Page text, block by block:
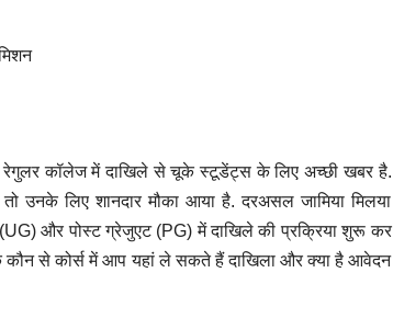
के रेगुलर कॉलेज में दाखिले से चूके स्टूडेंट्स के लिए अच्छी खबर है.
उनके लिए शानदार मौका आया है. दरअसल जामिया मिलया
और पोस्ट ग्रेजुएट (PG) में दाखिले की प्रक्रिया शुरू कर
से कोर्स में आप यहां ले सकते हैं दाखिला और क्या है आवेदन